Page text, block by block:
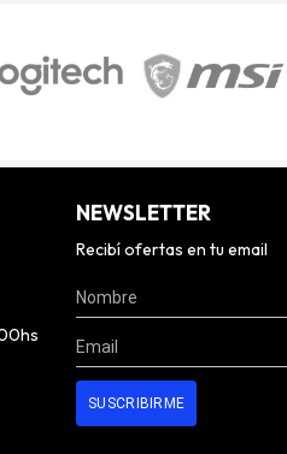
NEWSLETTER
Recibí ofertas en tu email